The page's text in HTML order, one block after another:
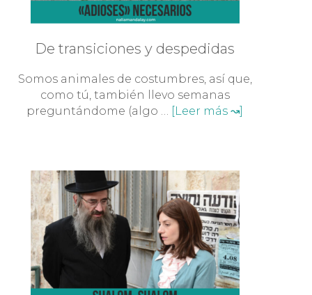
De transiciones y despedidas
Somos animales de costumbres, así que,
como tú, también llevo semanas
preguntándome (algo … [Leer más ↝]